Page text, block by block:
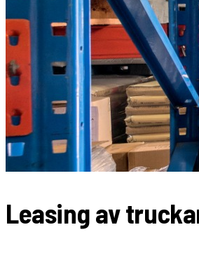
Leasing av